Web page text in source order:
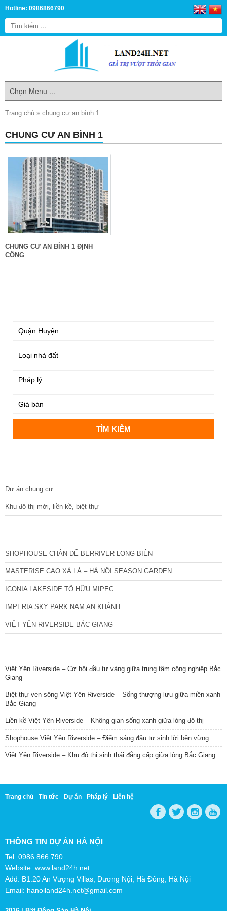
Hotline: 0986866790
Trang chủ » chung cư an bình 1
CHUNG CƯ AN BÌNH 1
CHUNG CƯ AN BÌNH 1 ĐỊNH
CÔNG
Dự án chung cư
Khu đô thị mới, liền kề, biệt thự
SHOPHOUSE CHÂN ĐẾ BERRIVER LONG BIÊN
MASTERISE CAO XÀ LÁ – HÀ NỘI SEASON GARDEN
ICONIA LAKESIDE TỐ HỮU MIPEC
IMPERIA SKY PARK NAM AN KHÁNH
VIỆT YÊN RIVERSIDE BẮC GIANG
Việt Yên Riverside – Cơ hội đầu tư vàng giữa trung tâm công nghiệp Bắc
Giang
Biệt thự ven sông Việt Yên Riverside – Sống thượng lưu giữa miền xanh
Bắc Giang
Liền kề Việt Yên Riverside – Không gian sống xanh giữa lòng đô thị
Shophouse Việt Yên Riverside – Điểm sáng đầu tư sinh lời bền vững
Việt Yên Riverside – Khu đô thị sinh thái đẳng cấp giữa lòng Bắc Giang
Trang chủ Tin tức Dự án Pháp lý Liên hệ
THÔNG TIN DỰ ÁN HÀ NỘI
Tel: 0986 866 790
Website: www.land24h.net
Add: B1.20 An Vượng Villas, Dương Nội, Hà Đông, Hà Nội
Email: hanoiland24h.net@gmail.com